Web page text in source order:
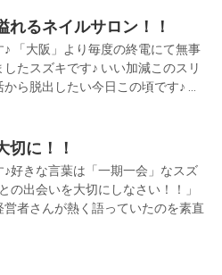
れるネイルサロン！！
♪ 「大阪」より毎度の終電にて無事
したスズキです♪ いい加減このスリ
ら脱出したい今日この頃です♪ ...
切に！！
♪好きな言葉は「一期一会」なスズ
の出会いを大切にしなさい！！」
営者さんが熱く語っていたのを素直